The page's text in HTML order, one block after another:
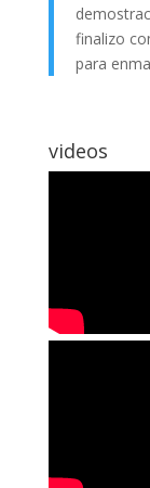
finalizo
para
videos